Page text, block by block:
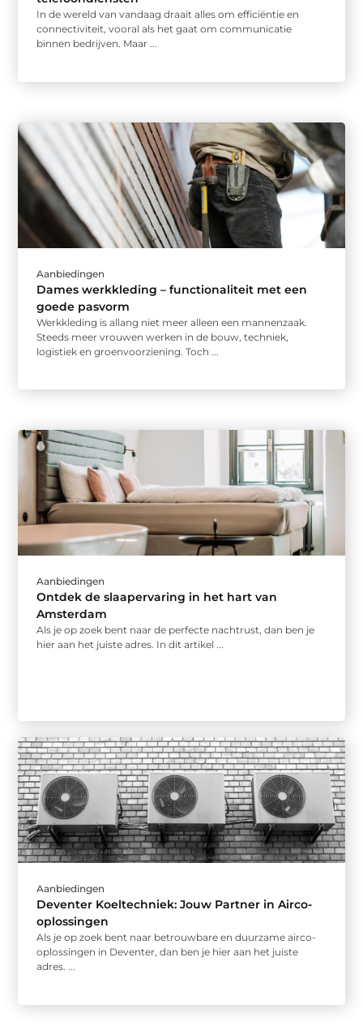
In de wereld van vandaag draait alles om efficiëntie en
connectiviteit, vooral als het gaat om communicatie
binnen bedrijven. Maar ...
Aanbiedingen
Dames werkkleding – functionaliteit met een
goede pasvorm
Werkkleding is allang niet meer alleen een mannenzaak.
Steeds meer vrouwen werken in de bouw, techniek,
logistiek en groenvoorziening. Toch ...
Aanbiedingen
Ontdek de slaapervaring in het hart van
Amsterdam
Als je op zoek bent naar de perfecte nachtrust, dan ben je
hier aan het juiste adres. In dit artikel ...
Aanbiedingen
Deventer Koeltechniek: Jouw Partner in Airco-
oplossingen
Als je op zoek bent naar betrouwbare en duurzame airco-
oplossingen in Deventer, dan ben je hier aan het juiste
adres. ...